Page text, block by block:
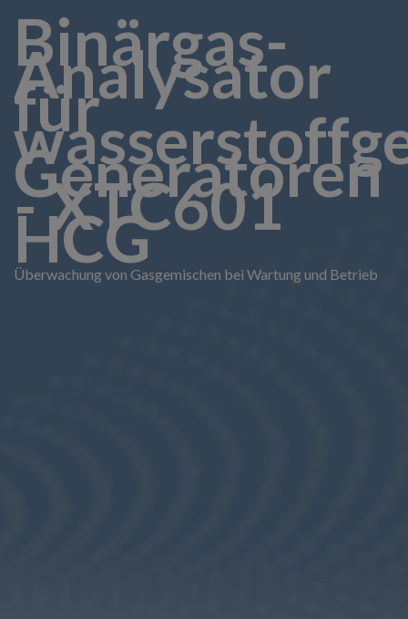
Binärgas-
Analysator
für
Generatoren
- XTC601
HCG
Überwachung von Gasgemischen bei Wartung und Betrieb